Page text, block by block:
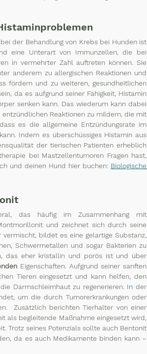
der Behandlung von Krebs bei Hunden ist
eine Unterart von Immunzellen, die bei
in vermehrter Zahl auftreten können. Sie
anderem zu allergischen Reaktionen und
fördern und zu weiteren, gesundheitlichen
da es aufgrund seiner Fähigkeit, Histamin
senken kann. Das wiederum kann dabei
Reaktionen zu mildern, die mit
es die allgemeine Entzündungsrate im
Indem es überschüssiges Histamin aus
der tierischen Patienten erheblich
bei Mastzellentumoren Fragen hast,
und deinen Hund hier buchen: Biologische
das häufig im Zusammenhang mit
und zeichnet sich durch seine
bildet es eine gelartige Substanz,
Schwermetallen und sogar Bakterien zu
das eher kristallin und porös ist und über
Eigenschaften. Aufgrund seiner sanften
Tieren eingesetzt und kann helfen, den
Darmschleimhaut zu regenerieren. In der
um die durch Tumorerkrankungen oder
Zusätzlich berichten Tierhalter von einer
als begleitende Maßnahme eingesetzt wird,
Trotz seines Potenzials sollte auch Bentonit
da es auch Medikamente binden kann –